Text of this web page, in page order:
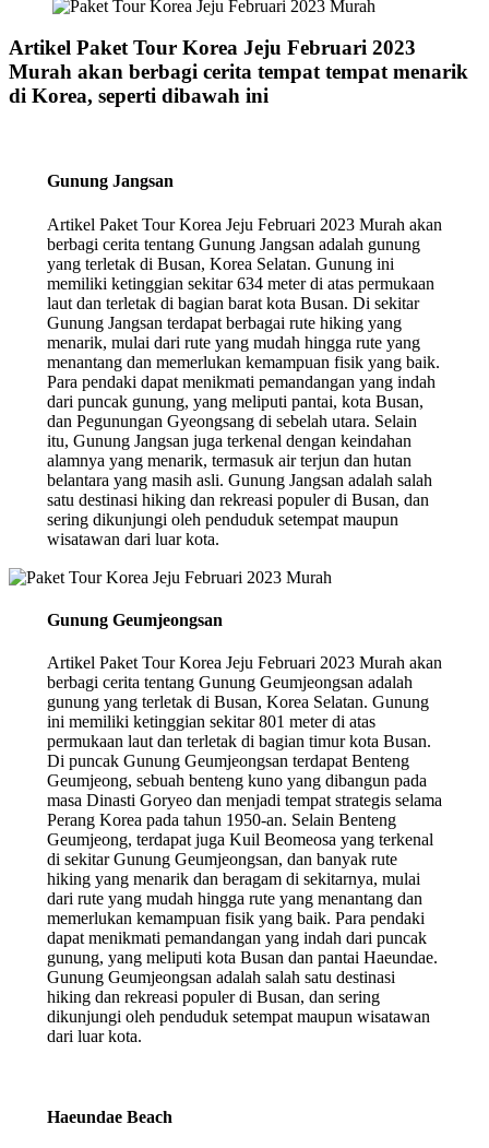
Artikel Paket Tour Korea Jeju Februari 2023
Murah akan berbagi cerita tempat tempat menarik
di Korea, seperti dibawah ini
Gunung Jangsan
Artikel Paket Tour Korea Jeju Februari 2023 Murah akan
berbagi cerita tentang Gunung Jangsan adalah gunung
yang terletak di Busan, Korea Selatan. Gunung ini
memiliki ketinggian sekitar 634 meter di atas permukaan
laut dan terletak di bagian barat kota Busan. Di sekitar
Gunung Jangsan terdapat berbagai rute hiking yang
menarik, mulai dari rute yang mudah hingga rute yang
menantang dan memerlukan kemampuan fisik yang baik.
Para pendaki dapat menikmati pemandangan yang indah
dari puncak gunung, yang meliputi pantai, kota Busan,
dan Pegunungan Gyeongsang di sebelah utara. Selain
itu, Gunung Jangsan juga terkenal dengan keindahan
alamnya yang menarik, termasuk air terjun dan hutan
belantara yang masih asli. Gunung Jangsan adalah salah
satu destinasi hiking dan rekreasi populer di Busan, dan
sering dikunjungi oleh penduduk setempat maupun
wisatawan dari luar kota.
Gunung Geumjeongsan
Artikel Paket Tour Korea Jeju Februari 2023 Murah akan
berbagi cerita tentang Gunung Geumjeongsan adalah
gunung yang terletak di Busan, Korea Selatan. Gunung
ini memiliki ketinggian sekitar 801 meter di atas
permukaan laut dan terletak di bagian timur kota Busan.
Di puncak Gunung Geumjeongsan terdapat Benteng
Geumjeong, sebuah benteng kuno yang dibangun pada
masa Dinasti Goryeo dan menjadi tempat strategis selama
Perang Korea pada tahun 1950-an. Selain Benteng
Geumjeong, terdapat juga Kuil Beomeosa yang terkenal
di sekitar Gunung Geumjeongsan, dan banyak rute
hiking yang menarik dan beragam di sekitarnya, mulai
dari rute yang mudah hingga rute yang menantang dan
memerlukan kemampuan fisik yang baik. Para pendaki
dapat menikmati pemandangan yang indah dari puncak
gunung, yang meliputi kota Busan dan pantai Haeundae.
Gunung Geumjeongsan adalah salah satu destinasi
hiking dan rekreasi populer di Busan, dan sering
dikunjungi oleh penduduk setempat maupun wisatawan
dari luar kota.
Haeundae Beach